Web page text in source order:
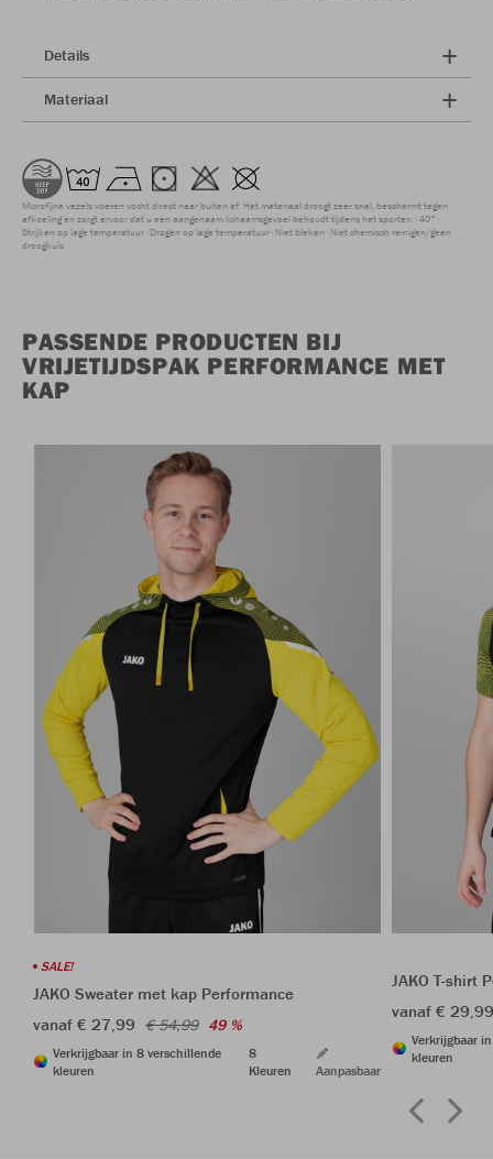
Details
Materiaal
Microfijne vezels voeren vocht direct naar buiten af. Het materiaal droogt zeer snel, beschermt tegen
afkoeling en zorgt ervoor dat u een aangenaam lichaamsgevoel behoudt tijdens het sporten. 40°
Strijken op lage temperatuur Drogen op lage temperatuur Niet bleken Niet chemisch reinigen/geen
droogkuis
PASSENDE PRODUCTEN BIJ
VRIJETIJDSPAK PERFORMANCE MET
KAP
SALE!
JAKO Sweater met kap Performance
vanaf € 27,99 € 54,99 49 %
Verkrijgbaar in 8 verschillende
kleuren
8
Kleuren
Aanpasbaar
JAKO T-shirt
vanaf €
Verkrijgbaar
kleuren